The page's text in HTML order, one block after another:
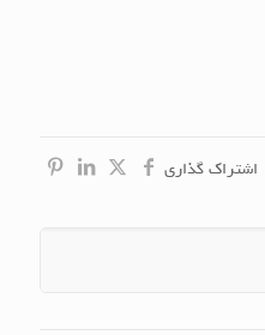
اشتراک گذاری